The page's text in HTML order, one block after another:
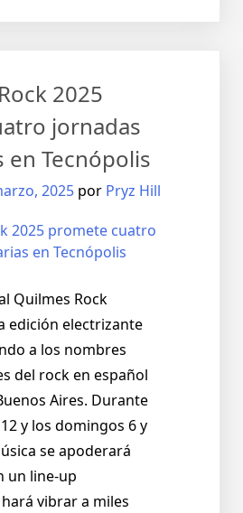
2025
jornadas
en Tecnópolis
2025 por Pryz Hill
Quilmes Rock
edición electrizante
a los nombres
del rock en español
Aires. Durante
y los domingos 6 y
se apoderará
un line-up
vibrar a miles